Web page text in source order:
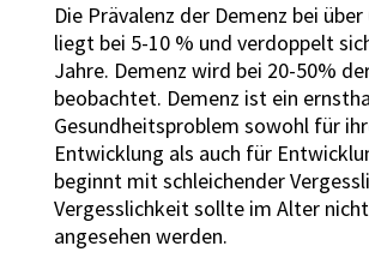
Die Prävalenz der Demenz bei
liegt bei 5-10 % und verdoppelt
Jahre. Demenz wird bei 20-50%
beobachtet. Demenz ist ein
Gesundheitsproblem sowohl für
Entwicklung als auch für
beginnt mit schleichender
Vergesslichkeit sollte im Alter
angesehen werden.